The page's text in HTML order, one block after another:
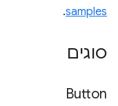
samples
.
סוגים
Button